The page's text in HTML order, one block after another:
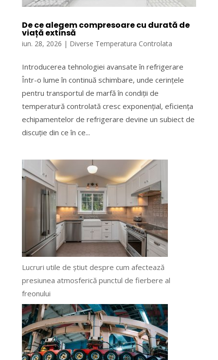
De ce alegem compresoare cu durată de
viață extinsă
iun. 28, 2026 | Diverse Temperatura Controlata
Introducerea tehnologiei avansate în refrigerare
Într-o lume în continuă schimbare, unde cerințele
pentru transportul de marfă în condiții de
temperatură controlată cresc exponențial, eficiența
echipamentelor de refrigerare devine un subiect de
discuție din ce în ce...
Lucruri utile de știut despre cum afectează
presiunea atmosferică punctul de fierbere al
freonului